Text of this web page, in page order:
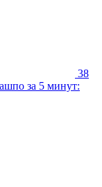
38
за 5 минут: